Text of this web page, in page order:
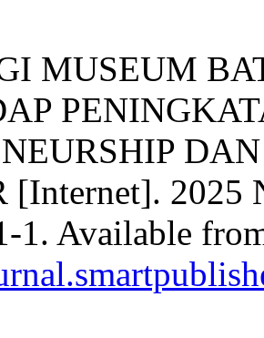
MUSEUM
[Internet]. 2025
1. Available